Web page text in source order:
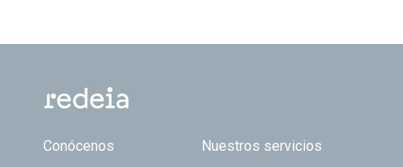
Footer TOP
Conócenos
Nuestros servicios